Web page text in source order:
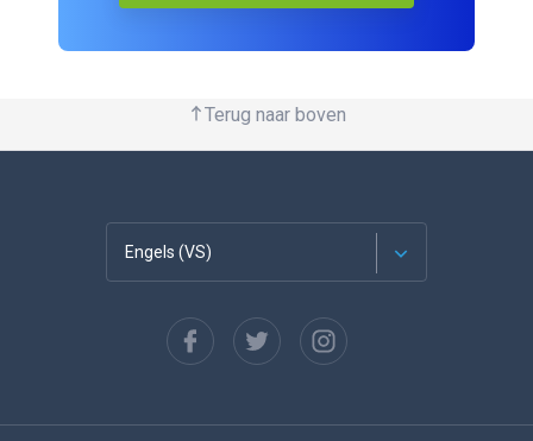
Terug naar boven
Engels (VS)
Español
Deutsch